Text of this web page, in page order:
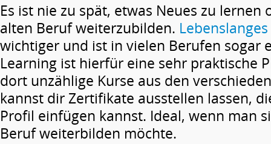
Es ist nie zu spät, etwas Neues zu lernen
alten Beruf weiterzubilden.
wichtiger und ist in vielen Berufen sogar
Learning ist hierfür eine sehr praktische
dort unzählige Kurse aus den
kannst dir Zertifikate ausstellen lassen,
Profil einfügen kannst. Ideal, wenn man
Beruf weiterbilden möchte.